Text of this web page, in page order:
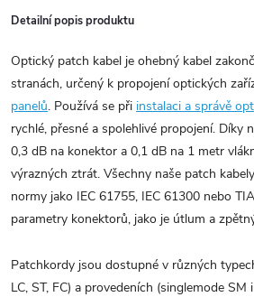
Detailní popis produktu
Optický patch kabel je ohebný kabel
stranách, určený k propojení optických
panelů. Používá se při instalaci a správě
rychlé, přesné a spolehlivé propojení. Díky
0,3 dB na konektor a 0,1 dB na 1 metr
výrazných ztrát. Všechny naše patch
normy jako IEC 61755, IEC 61300 nebo
parametry konektorů, jako je útlum a
Patchkordy jsou dostupné v různých
LC, ST, FC) a provedeních (singlemode